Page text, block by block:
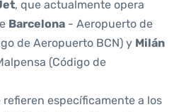
, que actualmente opera
Barcelona - Aeropuerto de
de Aeropuerto BCN) y Milán
(Código de
refieren específicamente a los